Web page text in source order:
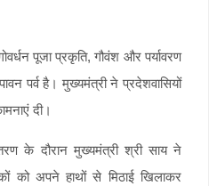
पूजा प्रकृति, गौवंश और पर्यावरण
पर्व है। मुख्यमंत्री ने प्रदेशवासियों
दी।
के दौरान मुख्यमंत्री श्री साय ने
को अपने हाथों से मिठाई खिलाकर